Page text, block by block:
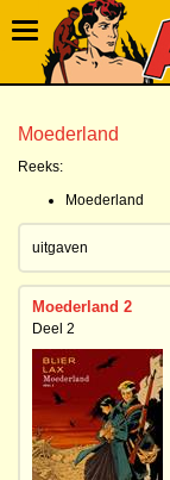
Moederland
Reeks:
Moederland
uitgaven
Moederland 2
Deel 2